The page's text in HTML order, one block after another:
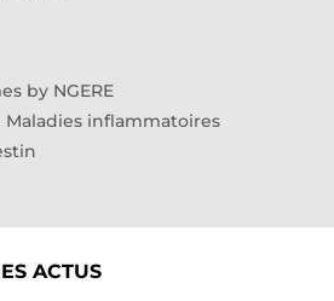
by NGERE
Maladies inflammatoires
ACTUS